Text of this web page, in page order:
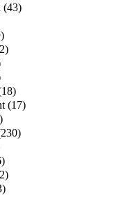
(43)
)
)
18)
(17)
)
230)
)
2)
)